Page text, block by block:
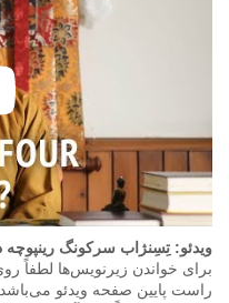
ویدئو: تِسِنژاب سرکونگ رینپوچه
برای خواندن زیرنویس‌ها
راست پایین صفحه ویدئو